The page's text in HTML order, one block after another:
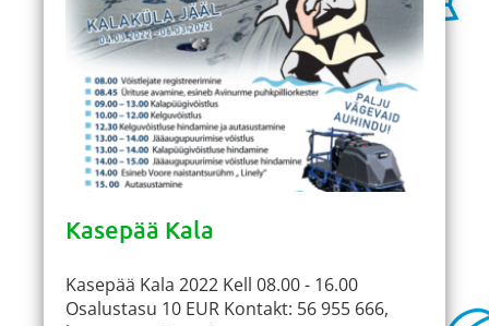
Kasepää Kala
Kasepää Kala 2022 Kell 08.00 - 16.00
Osalustasu 10 EUR Kontakt: 56 955 666,